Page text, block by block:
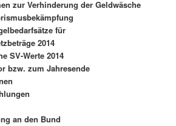
zur Verhinderung der Geldwäsche
für
2014
SV-Werte 2014
bzw. zum Jahresende
an den Bund